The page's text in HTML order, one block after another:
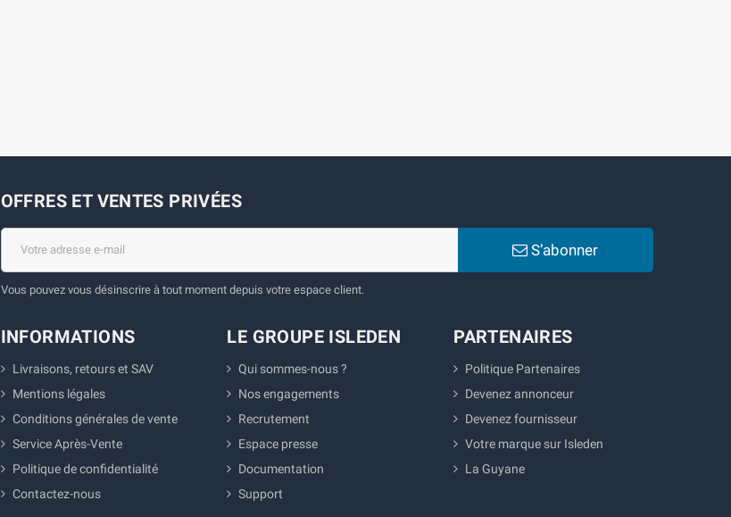
OFFRES ET VENTES PRIVÉES
S’abonner
Vous pouvez vous désinscrire à tout moment depuis votre espace client.
INFORMATIONS
Livraisons, retours et SAV
Mentions légales
Conditions générales de vente
Service Après-Vente
Politique de confidentialité
Contactez-nous
LE GROUPE ISLEDEN
Qui sommes-nous ?
Nos engagements
Recrutement
Espace presse
Documentation
Support
PARTENAIRES
Politique Partenaires
Devenez annonceur
Devenez fournisseur
Votre marque sur Isleden
La Guyane